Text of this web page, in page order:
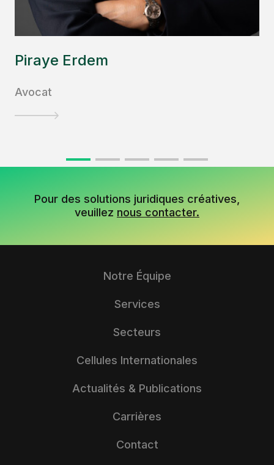
Piraye Erdem
Avocat
Pour des solutions juridiques créatives,
veuillez nous contacter.
Notre Équipe
Services
Secteurs
Cellules Internationales
Actualités & Publications
Carrières
Contact